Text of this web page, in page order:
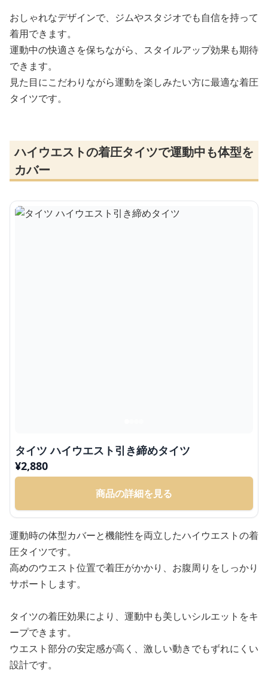
おしゃれなデザインで、ジムやスタジオでも自信を持って
着用できます。
運動中の快適さを保ちながら、スタイルアップ効果も期待
できます。
見た目にこだわりながら運動を楽しみたい方に最適な着圧
タイツです。
ハイウエストの着圧タイツで運動中も体型を
カバー
タイツ ハイウエスト引き締めタイツ
¥2,880
商品の詳細を見る
運動時の体型カバーと機能性を両立したハイウエストの着
圧タイツです。
高めのウエスト位置で着圧がかかり、お腹周りをしっかり
サポートします。
タイツの着圧効果により、運動中も美しいシルエットをキ
ープできます。
ウエスト部分の安定感が高く、激しい動きでもずれにくい
設計です。